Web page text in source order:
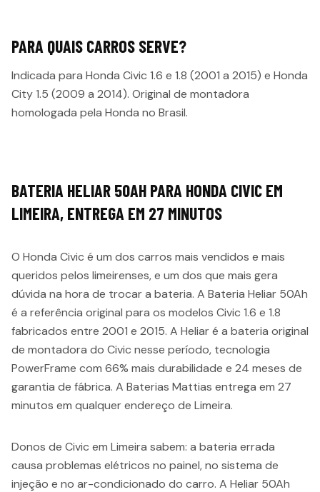
PARA QUAIS CARROS SERVE?
Indicada para Honda Civic 1.6 e 1.8 (2001 a 2015) e Honda
City 1.5 (2009 a 2014). Original de montadora
homologada pela Honda no Brasil.
BATERIA HELIAR 50AH PARA HONDA CIVIC EM
LIMEIRA, ENTREGA EM 27 MINUTOS
O Honda Civic é um dos carros mais vendidos e mais
queridos pelos limeirenses, e um dos que mais gera
dúvida na hora de trocar a bateria. A Bateria Heliar 50Ah
é a referência original para os modelos Civic 1.6 e 1.8
fabricados entre 2001 e 2015. A Heliar é a bateria original
de montadora do Civic nesse período, tecnologia
PowerFrame com 66% mais durabilidade e 24 meses de
garantia de fábrica. A Baterias Mattias entrega em 27
minutos em qualquer endereço de Limeira.
Donos de Civic em Limeira sabem: a bateria errada
causa problemas elétricos no painel, no sistema de
injeção e no ar-condicionado do carro. A Heliar 50Ah